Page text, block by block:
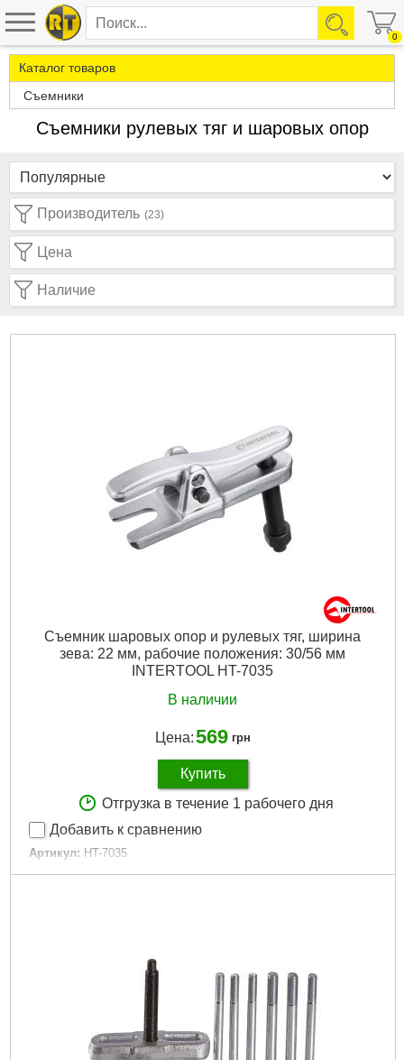
0
Каталог товаров
Съемники
Съемники рулевых тяг и шаровых опор
Производитель (23)
Цена
Наличие
Съемник шаровых опор и рулевых тяг, ширина
зева: 22 мм, рабочие положения: 30/56 мм
INTERTOOL HT-7035
В наличии
Цена:569 грн
Купить
Отгрузка в течение 1 рабочего дня
Добавить к сравнению
Артикул: HT-7035
Код товара: 25.42.67